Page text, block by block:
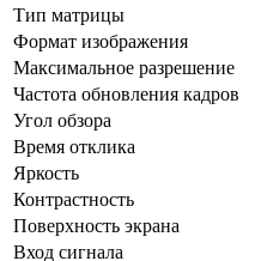
Тип матрицы
Формат изображения
Максимальное разрешение
Частота обновления кадров
Угол обзора
Время отклика
Яркость
Контрастность
Поверхность экрана
Вход сигнала